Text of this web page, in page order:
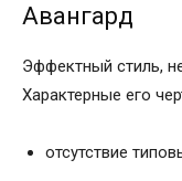
Авангард
Эффектный стиль,
Характерные его
отсутствие